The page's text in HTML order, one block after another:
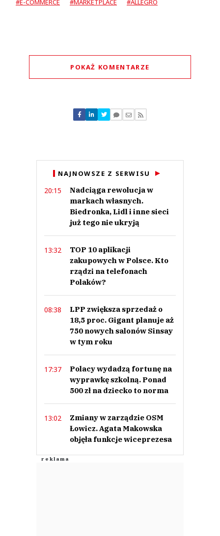
#E-COMMERCE
#MARKETPLACE #ALLEGRO
POKAŻ KOMENTARZE
Nie znaleziono komentarzy
Zostaw swoje komentarze
NAJNOWSZE Z SERWISU
20:15
Nadciąga rewolucja w
markach własnych.
Biedronka, Lidl i inne sieci
już tego nie ukryją
13:32
TOP 10 aplikacji
zakupowych w Polsce. Kto
rządzi na telefonach
Polaków?
08:38
LPP zwiększa sprzedaż o
18,5 proc. Gigant planuje aż
750 nowych salonów Sinsay
w tym roku
17:37
Polacy wydadzą fortunę na
wyprawkę szkolną. Ponad
500 zł na dziecko to norma
13:02
Zmiany w zarządzie OSM
Łowicz. Agata Makowska
objęła funkcje wiceprezesa